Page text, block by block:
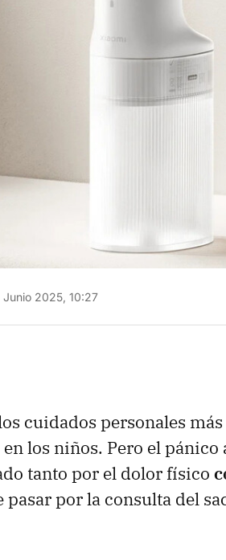
2025, 10:27
cuidados personales
los niños. Pero el
tanto por el dolor físico
pasar por la consulta del